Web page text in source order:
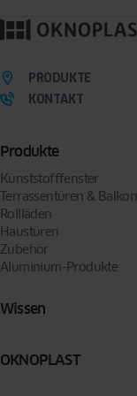
Mit dem Absenden des
wir Sie per E-Mail oder
Produkte
Kunststofffenster
Terrassentüren &
Rollläden
Haustüren
Zubehör
Aluminium-Produkte
Wissen
OKNOPLAST
PRODUKTE
KONTAKT